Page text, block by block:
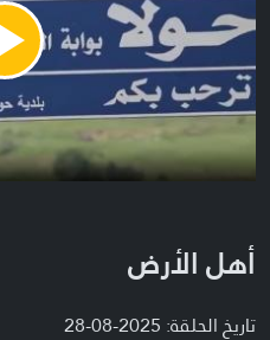
Play
Video
أهل الأرض
تاريخ الحلقة: 2025-08-28